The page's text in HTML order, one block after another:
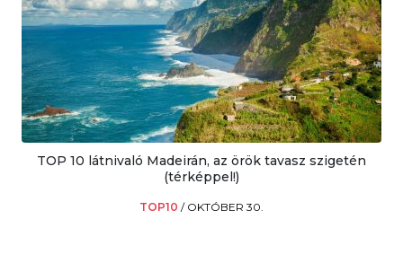
TOP 10 látnivaló Madeirán, az örök tavasz szigetén
(térképpel!)
TOP10 / OKTÓBER 30.